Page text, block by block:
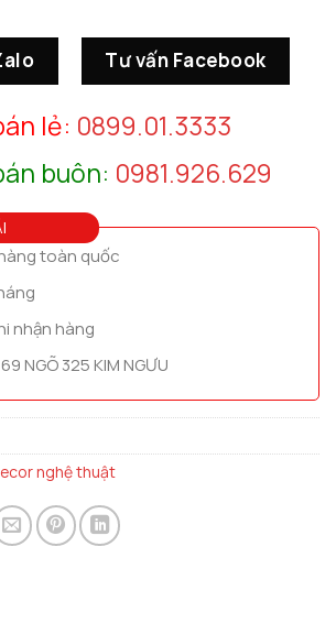
Tư vấn Facebook
lẻ: 0899.01.3333
buôn: 0981.926.629
toàn quốc
nhận hàng
NGÕ 325 KIM NGƯU
nghệ thuật